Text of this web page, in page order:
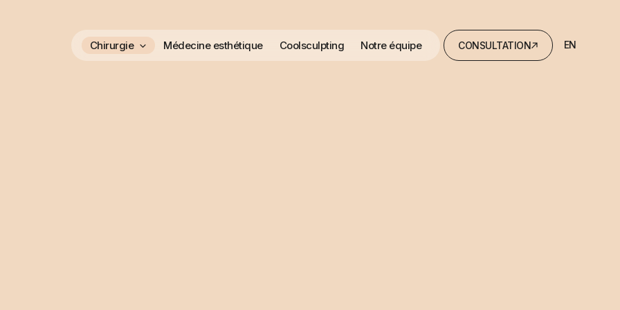
Chirurgie Médecine esthétique Coolsculpting Notre équipe CONSULTATION EN